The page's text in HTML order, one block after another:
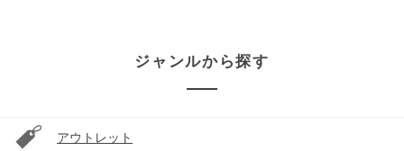
ジャンルから探す
アウトレット